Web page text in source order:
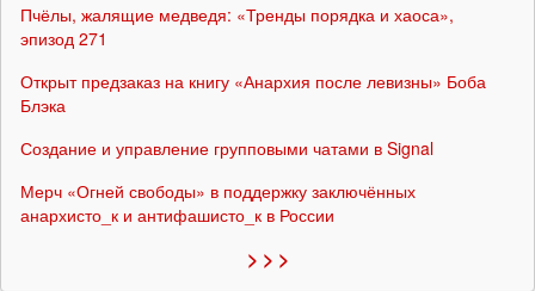
Пчёлы, жалящие медведя: «Тренды порядка и хаоса»,
эпизод 271
Открыт предзаказ на книгу «Анархия после левизны» Боба
Блэка
Создание и управление групповыми чатами в Signal
Мерч «Огней свободы» в поддержку заключённых
анархисто_к и антифашисто_к в России
> > >